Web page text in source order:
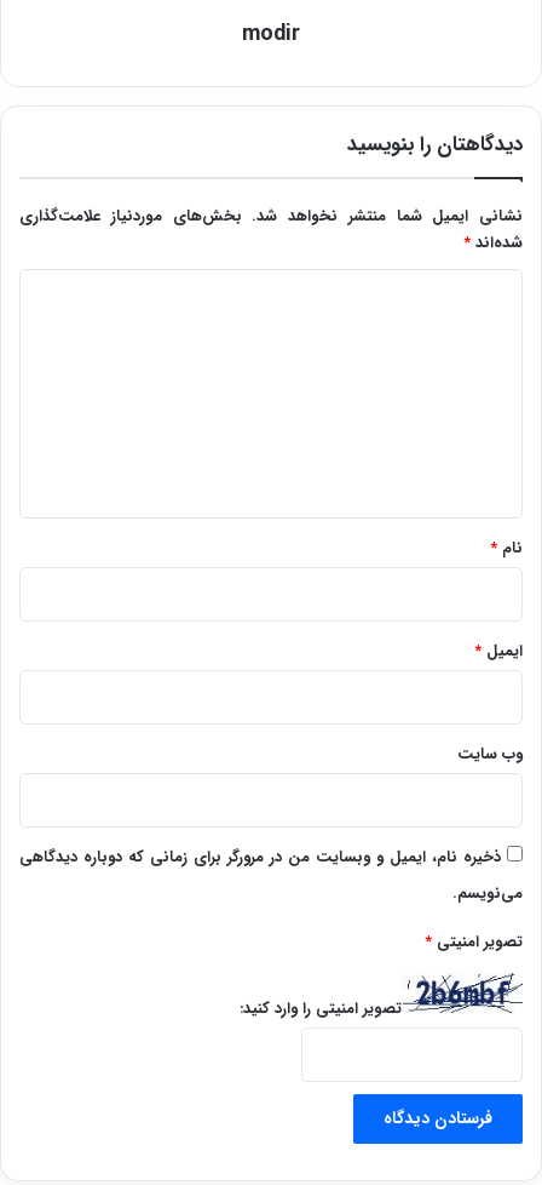
modir
دیدگاهتان را بنویسید
نشانی ایمیل شما منتشر نخواهد شد. بخش‌های موردنیاز علامت‌گذاری
شده‌اند*
نام *
ایمیل *
وب‌ سایت
ذخیره نام، ایمیل و وبسایت من در مرورگر برای زمانی که دوباره دیدگاهی
می‌نویسم.
تصویر امنیتی *
تصویر امنیتی را وارد کنید: